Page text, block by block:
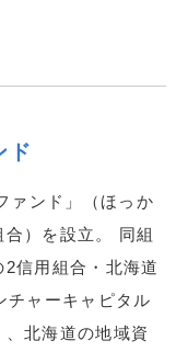
ド
ァンド」（ほっか
）を設立。 同組
信用組合・北海道
チャーキャピタル
北海道の地域資